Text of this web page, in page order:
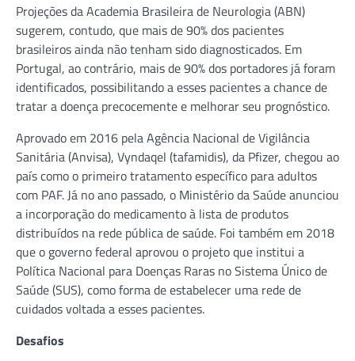
Projeções da Academia Brasileira de Neurologia (ABN)
sugerem, contudo, que mais de 90% dos pacientes
brasileiros ainda não tenham sido diagnosticados. Em
Portugal, ao contrário, mais de 90% dos portadores já foram
identificados, possibilitando a esses pacientes a chance de
tratar a doença precocemente e melhorar seu prognóstico.
Aprovado em 2016 pela Agência Nacional de Vigilância
Sanitária (Anvisa), Vyndaqel (tafamidis), da Pfizer, chegou ao
país como o primeiro tratamento específico para adultos
com PAF. Já no ano passado, o Ministério da Saúde anunciou
a incorporação do medicamento à lista de produtos
distribuídos na rede pública de saúde. Foi também em 2018
que o governo federal aprovou o projeto que institui a
Política Nacional para Doenças Raras no Sistema Único de
Saúde (SUS), como forma de estabelecer uma rede de
cuidados voltada a esses pacientes.
Desafios